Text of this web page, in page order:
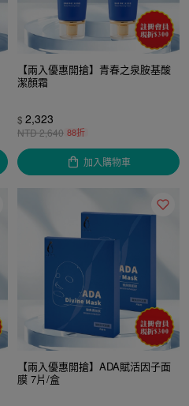
【兩入優惠開搶】青春之泉胺基酸
潔顏霜
$ 2,323
NTD2,640 88折
加入購物車
【兩入優惠開搶】ADA賦活因子面
膜 7片/盒